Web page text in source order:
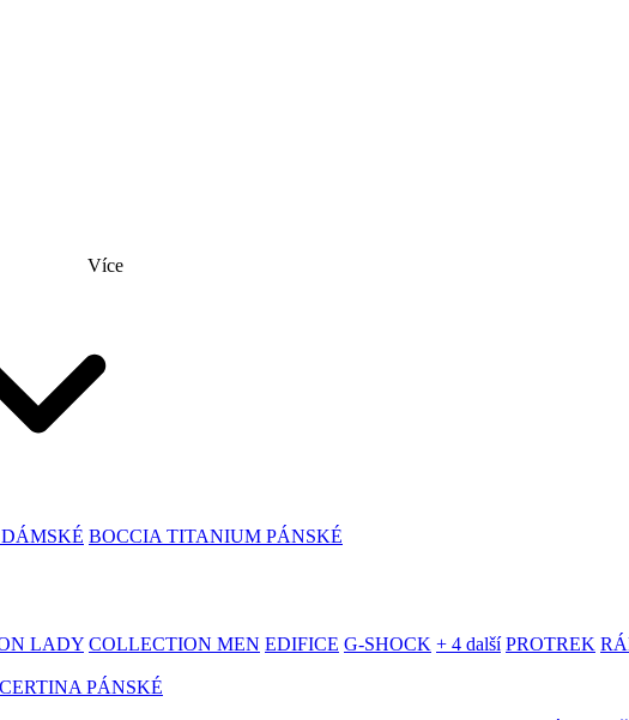
Více
BOCCIA TITANIUM PÁNSKÉ
LADY COLLECTION MEN EDIFICE G-SHOCK + 4 další PROTREK
CERTINA PÁNSKÉ